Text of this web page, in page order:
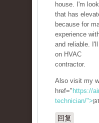
house. I'm
that has
because for
experience
and reliable.
on HVAC
contractor.
Also visit my
href=" https://
technician/">
回复